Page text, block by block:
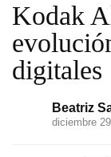
Kodak
digitales
Beatriz
diciembre